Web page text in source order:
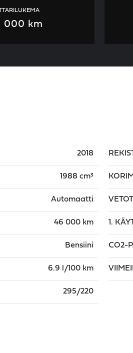
000 km
2018
1988 cm³
Automaatti
46 000 km
Bensiini
6.9 l/100 km
295/220
1.
CO2-